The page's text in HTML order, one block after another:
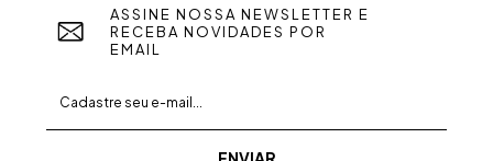
ASSINE NOSSA NEWSLETTER E
RECEBA NOVIDADES POR
EMAIL